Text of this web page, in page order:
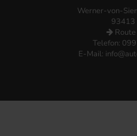
Werner-von-
93413
Telefon:
E-Mail: